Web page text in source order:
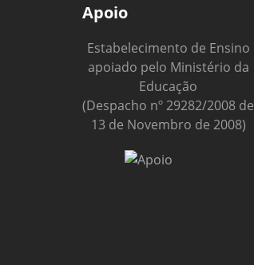
Apoio
Estabelecimento de Ensino
apoiado pelo Ministério da
Educação
(Despacho nº 29282/2008 de
13 de Novembro de 2008)